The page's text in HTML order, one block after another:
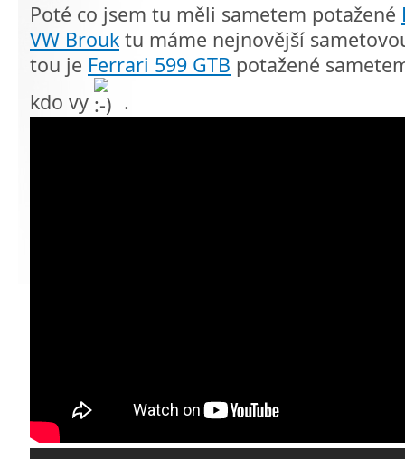
Poté co jsem tu měli sametem potažené
VW Brouk tu máme nejnovější
tou je Ferrari 599 GTB potažené
kdo vy
.